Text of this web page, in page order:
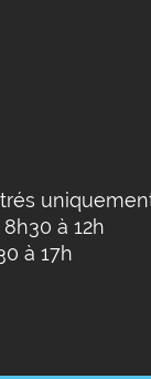
à 12h
à 17h